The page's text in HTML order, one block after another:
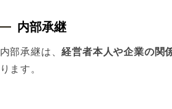
内部承継
内部承継は、経営者本人や企業の関
ります。